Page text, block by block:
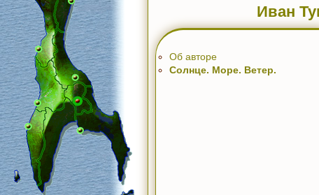
Иван
Об авторе
Солнце. Море. Ветер.